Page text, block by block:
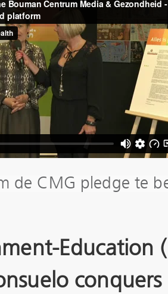
de CMG pledge te
Education